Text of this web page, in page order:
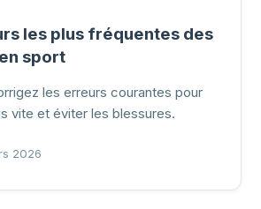
les plus fréquentes des
sport
les erreurs courantes pour
vite et éviter les blessures.
2026